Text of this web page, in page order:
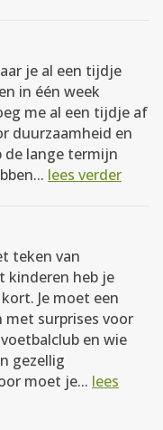
je al een tijdje
in één week
me al een tijdje af
duurzaamheid en
de lange termijn
lees verder
teken van
kinderen heb je
Je moet een
met surprises voor
en wie
gezellig
moet je... lees